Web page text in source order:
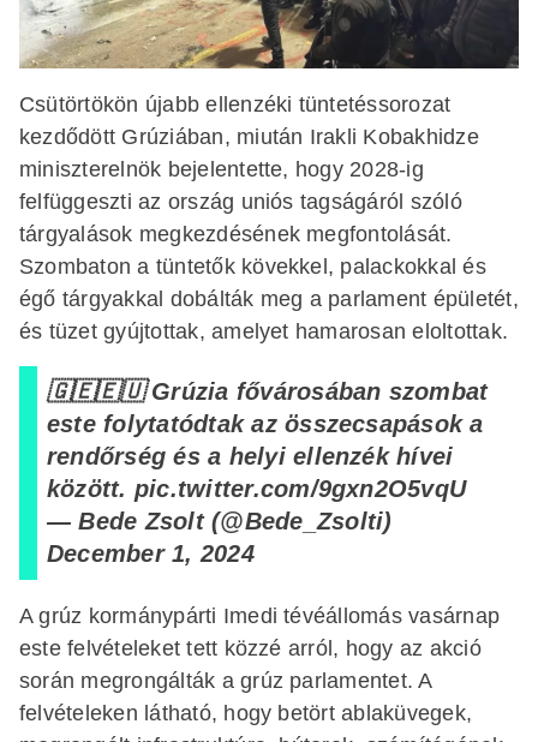
Csütörtökön újabb ellenzéki tüntetéssorozat
kezdődött Grúziában, miután Irakli Kobakhidze
miniszterelnök bejelentette, hogy 2028-ig
felfüggeszti az ország uniós tagságáról szóló
tárgyalások megkezdésének megfontolását.
Szombaton a tüntetők kövekkel, palackokkal és
égő tárgyakkal dobálták meg a parlament épületét,
és tüzet gyújtottak, amelyet hamarosan eloltottak.
🇬🇪🇪🇺 Grúzia fővárosában szombat
este folytatódtak az összecsapások a
rendőrség és a helyi ellenzék hívei
között. pic.twitter.com/9gxn2O5vqU
— Bede Zsolt (@Bede_Zsolti)
December 1, 2024
A grúz kormánypárti Imedi tévéállomás vasárnap
este felvételeket tett közzé arról, hogy az akció
során megrongálták a grúz parlamentet. A
felvételeken látható, hogy betört ablaküvegek,